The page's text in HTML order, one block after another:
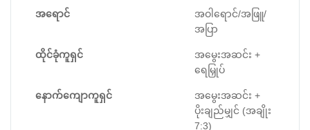
အရောင်
အဝါရောင်/အဖြူ/
အပြာ
ထိုင်ခုံကူရှင်
အမွေးအဆင်း +
ရေမြှုပ်
နောက်ကျောကူရှင်
အမွေးအဆင်း +
ပိုးချည်မျှင် (အချိုး
7:3)